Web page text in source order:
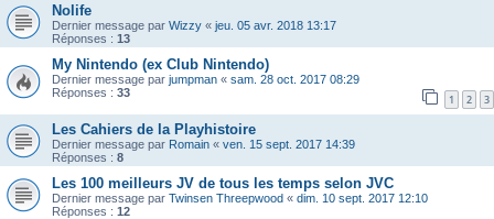
Nolife
Dernier message par Wizzy « jeu. 05 avr. 2018 13:17
Réponses : 13
My Nintendo (ex Club Nintendo)
Dernier message par jumpman « sam. 28 oct. 2017 08:29
Réponses : 33 1 2 3
Les Cahiers de la Playhistoire
Dernier message par Romain « ven. 15 sept. 2017 14:39
Réponses : 8
Les 100 meilleurs JV de tous les temps selon JVC
Dernier message par Twinsen Threepwood « dim. 10 sept. 2017 12:10
Réponses : 12